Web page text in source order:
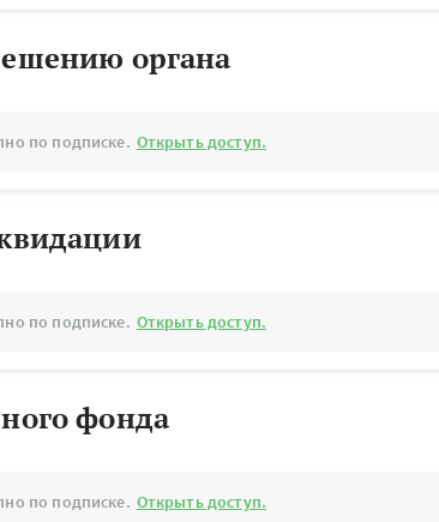
органа
по подписке. Открыть доступ.
по подписке. Открыть доступ.
фонда
по подписке. Открыть доступ.